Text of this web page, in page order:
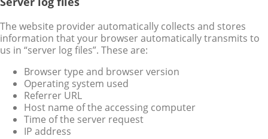
The website provider automatically collects and stores
information that your browser automatically transmits to
us in “server log files”. These are:
Browser type and browser version
Operating system used
Referrer URL
Host name of the accessing computer
Time of the server request
IP address